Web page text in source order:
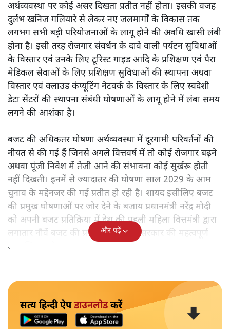
अर्थव्यवस्था पर कोई असर दिखता प्रतीत नहीं होता। इसकी वजह
दुर्लभ खनिज गलियारे से लेकर नए जलमार्गों के विकास तक
लगभग सभी बड़ी परियोजनाओं के लागू होने की अवधि खासी लंबी
होना है। इसी तरह रोजगार संवर्धन के दावे वाली पर्यटन सुविधाओं
के विस्तार एवं उनके लिए टूरिस्ट गाइड आदि के प्रशिक्षण एवं पैरा
मेडिकल सेवाओं के लिए प्रशिक्षण सुविधाओं की स्थापना अथवा
विस्तार एवं क्लाउड कंप्यूटिंग नेटवर्क के विस्तार के लिए स्वदेशी
डेटा सेंटरों की स्थापना संबंधी घोषणाओं के लागू होने में लंबा समय
लगने की आशंका है।
बजट की अधिकतर घोषणा अर्थव्यवस्था में दूरगामी परिवर्तनों की
नीयत से की गई हैं जिनसे अगले वित्तवर्ष में तो कोई रोजगार बढ़ने
अथवा पूंजी निवेश में तेजी आने की संभावना कोई सुर्खरू होती
नहीं दिखती। इनमें से ज्यादातर की घोषणा साल 2029 के आम
चुनाव के मद्देनजर की गई प्रतीत हो रही है। शायद इसीलिए बजट
की प्रमुख घोषणाओं पर जोर देने के बजाय प्रधानमंत्री नरेंद्र मोदी
को अपनी बजट प्रतिक्रिया में देश की पहली महिला वित्तमंत्री द्वारा
लगातार नौवें बजट की प्रस्तुति को अपनी सरकार की महत्वपूर्ण
उपलब्धि बताने पर मजबूर होना पड़ा।
और पढ़ें
सत्य हिन्दी ऐपडाउनलोडकरें